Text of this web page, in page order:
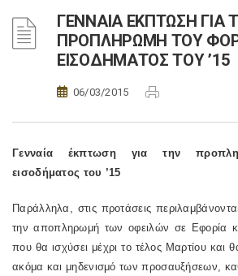
ΓΕΝΝΑΙΑ ΕΚΠΤΩΣΗ ΓΙΑ
ΠΡΟΠΛΗΡΩΜΗ ΤΟΥ
ΕΙΣΟΔΗΜΑΤΟΣ ΤΟΥ ’15
06/03/2015
Γενναία έκπτωση για την
εισοδήματος του ’15
Παράλληλα, στις προτάσεις
την αποπληρωμή των οφειλών σε Εφορία
που θα ισχύσει μέχρι το τέλος Μαρτίου και
ακόμα και μηδενισμό των προσαυξήσεων,